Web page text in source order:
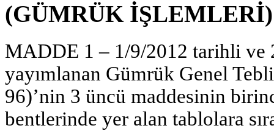
(GÜMRÜK İŞLEMLERİ)
MADDE 1 – 1/9/2012 tarihli ve
yayımlanan Gümrük Genel
96)’nin 3 üncü maddesinin
bentlerinde yer alan tablolara